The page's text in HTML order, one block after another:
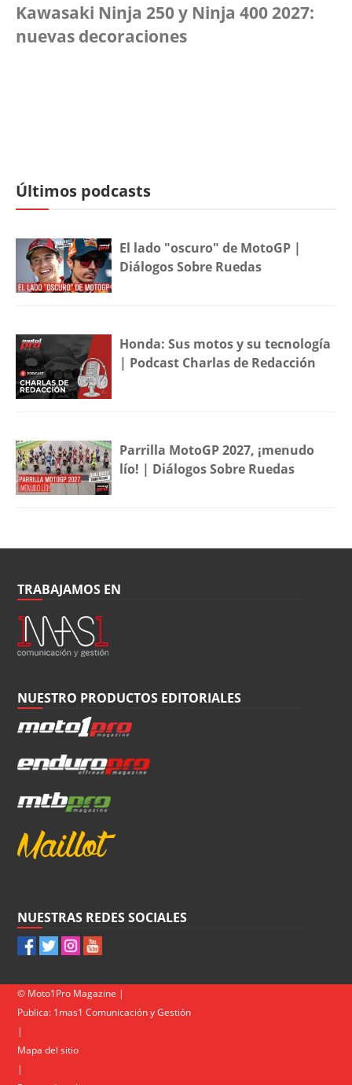
Kawasaki Ninja 250 y Ninja 400 2027:
nuevas decoraciones
Últimos podcasts
El lado "oscuro" de MotoGP |
Diálogos Sobre Ruedas
Honda: Sus motos y su tecnología
| Podcast Charlas de Redacción
Parrilla MotoGP 2027, ¡menudo
lío! | Diálogos Sobre Ruedas
TRABAJAMOS EN
NUESTRO PRODUCTOS EDITORIALES
NUESTRAS REDES SOCIALES
© Moto1Pro Magazine |
Publica: 1mas1 Comunicación y Gestión
|
Mapa del sitio
|